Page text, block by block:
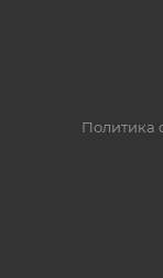
Политика